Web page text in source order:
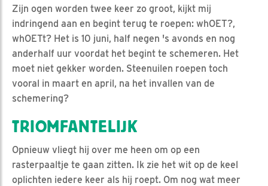
Zijn ogen worden twee keer zo groot, kijkt mij
indringend aan en begint terug te roepen: whOET?,
whOETt? Het is 10 juni, half negen 's avonds en nog
anderhalf uur voordat het begint te schemeren. Het
moet niet gekker worden. Steenuilen roepen toch
vooral in maart en april, na het invallen van de
schemering?
TRIOMFANTELIJK
Opnieuw vliegt hij over me heen om op een
rasterpaaltje te gaan zitten. Ik zie het wit op de keel
oplichten iedere keer als hij roept. Om nog wat meer